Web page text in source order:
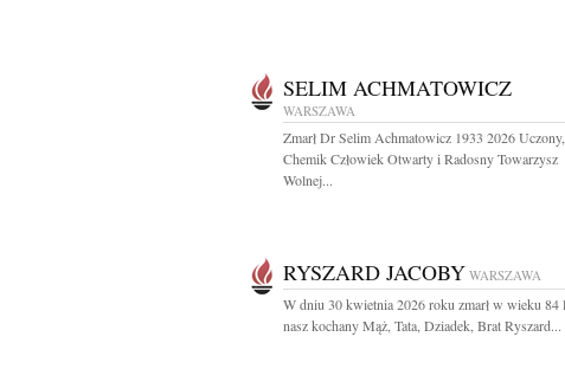
SELIM ACHMATOWICZ
WARSZAWA
Zmarł Dr Selim Achmatowicz 1933 2026 Uczony,
Chemik Człowiek Otwarty i Radosny Towarzysz
Wolnej...
RYSZARD JACOBY WARSZAWA
W dniu 30 kwietnia 2026 roku zmarł w wieku 84
nasz kochany Mąż, Tata, Dziadek, Brat Ryszard...